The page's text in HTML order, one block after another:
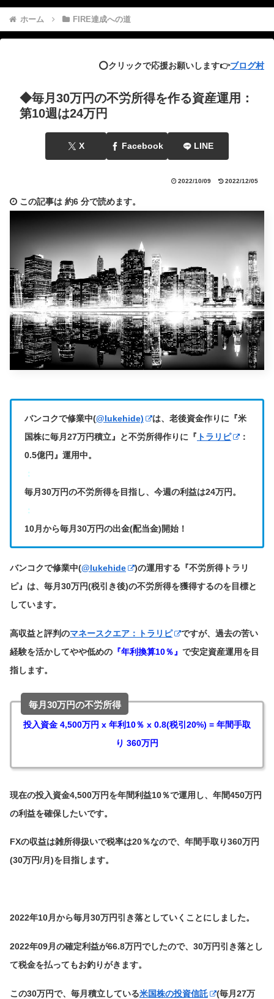
ホーム FIRE達成への道
⭕️クリックで応援お願いします👉ブログ村
◆毎月30万円の不労所得を作る資産運用：
第10週は24万円
X Facebook LINE
2022/10/09 2022/12/05
この記事は 約6 分で読めます。
バンコクで修業中(@lukehide)
は、老後資金作りに『米
国株に毎月27万円積立』と不労所得作りに『 トラリピ
：
0.5億円』運用中。
：
毎月30万円の不労所得を目指し、今週の利益は24万円。
：
10月から毎月30万円の出金(配当金)開始！
バンコクで修業中(@lukehide
)の運用する『不労所得トラリ
ピ』は、毎月30万円(税引き後)の不労所得を獲得するのを目標と
しています。
高収益と評判のマネースクエア：トラリピ
ですが、過去の苦い
経験を活かしてやや低めの 『年利換算10％』 で安定資産運用を目
指します。
毎月30万円の不労所得
投入資金 4,500万円 x 年利10％ x 0.8(税引20%) = 年間手取
り 360万円
現在の投入資金4,500万円を年間利益10％で運用し、年間450万円
の利益を確保したいです。
FXの収益は雑所得扱いで税率は20％なので、年間手取り360万円
(30万円/月)を目指します。
2022年10月から毎月30万円引き落としていくことにしました。
2022年09月の確定利益が66.8万円でしたので、30万円引き落とし
て税金を払ってもお釣りがきます。
この30万円で、毎月積立している米国株の投資信託
(毎月27万